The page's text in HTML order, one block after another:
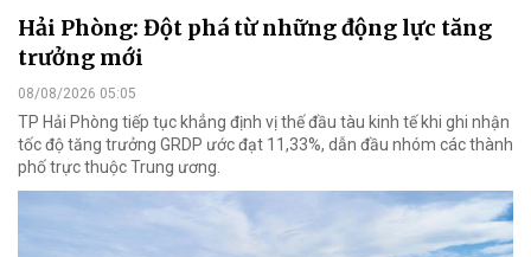
Hải Phòng: Đột phá từ những động lực tăng
trưởng mới
08/08/2026 05:05
TP Hải Phòng tiếp tục khẳng định vị thế đầu tàu kinh tế khi ghi nhận
tốc độ tăng trưởng GRDP ước đạt 11,33%, dẫn đầu nhóm các thành
phố trực thuộc Trung ương.